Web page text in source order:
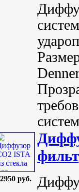
2950 руб.